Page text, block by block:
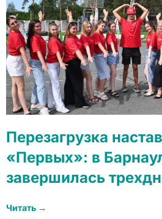
Перезагрузка
«Первых»: в
завершилась
Читать →